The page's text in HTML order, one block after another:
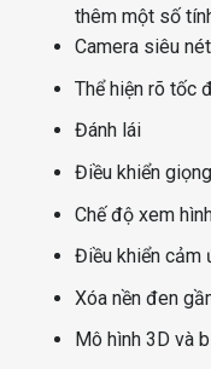
thêm một số
Camera siêu
Thể hiện rõ tốc
Đánh lái
Điều khiển
Chế độ xem
Điều khiển cảm
Xóa nền đen
Mô hình 3D và